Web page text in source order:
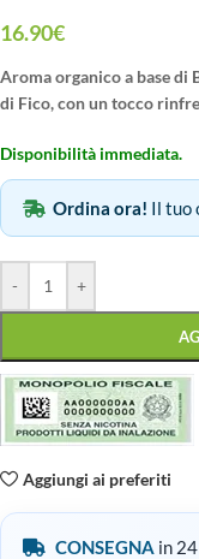
16.90€
Aroma organico a base di
di Fico, con un tocco
Disponibilità immediata.
Ordina ora! Il tuo
- +
Aggiungi ai preferiti
CONSEGNA in